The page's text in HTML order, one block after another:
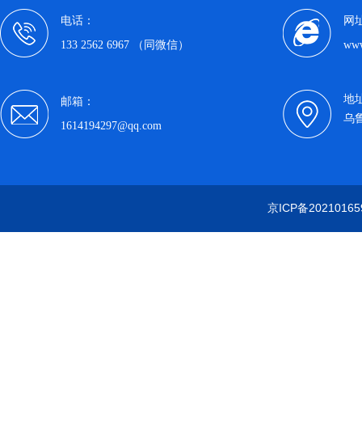
电话：
133 2562 6967 （同微信）
网
邮箱：
1614194297@qq.com
地
乌
京ICP备